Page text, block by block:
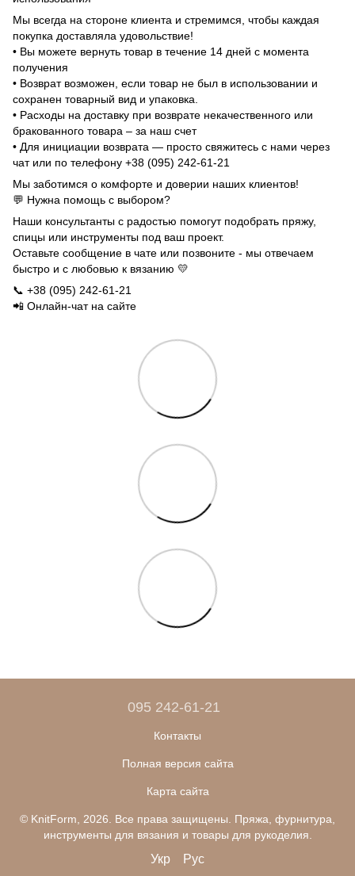
Мы всегда на стороне клиента и стремимся, чтобы каждая
покупка доставляла удовольствие!
• Вы можете вернуть товар в течение 14 дней с момента
получения
• Возврат возможен, если товар не был в использовании и
сохранен товарный вид и упаковка.
• Расходы на доставку при возврате некачественного или
бракованного товара – за наш счет
• Для инициации возврата — просто свяжитесь с нами через
чат или по телефону +38 (095) 242-61-21
Мы заботимся о комфорте и доверии наших клиентов!
💬 Нужна помощь с выбором?
Наши консультанты с радостью помогут подобрать пряжу,
спицы или инструменты под ваш проект.
Оставьте сообщение в чате или позвоните - мы отвечаем
быстро и с любовью к вязанию 💛
📞 +38 (095) 242-61-21
📲 Онлайн-чат на сайте
095 242-61-21
Контакты
Полная версия сайта
Карта сайта
© KnitForm, 2026. Все права защищены. Пряжа, фурнитура,
инструменты для вязания и товары для рукоделия.
Укр Рус